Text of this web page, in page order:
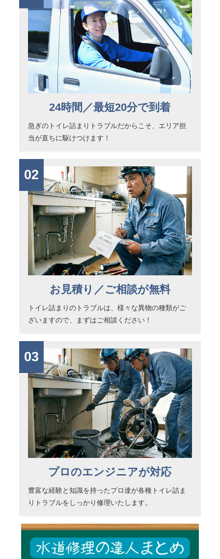
24時間／最短20分で到着
急ぎのトイレ詰まりトラブルだからこそ、エリア担
当が直ちに駆けつけます！
02
お見積り／ご相談が無料
トイレ詰まりのトラブルは、様々な異物の種類がご
ざいますので、まずはご相談ください！
03
プロのエンジニアが対応
豊富な経験と知識を持ったプロ達が各種トイレ詰ま
りトラブルをしっかり修理いたします。